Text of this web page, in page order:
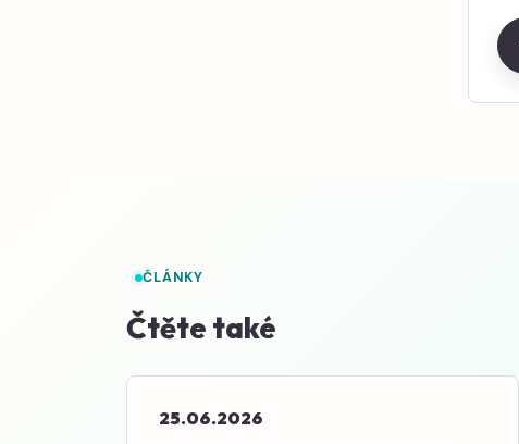
ČLÁNKY
Čtěte také
25.06.2026